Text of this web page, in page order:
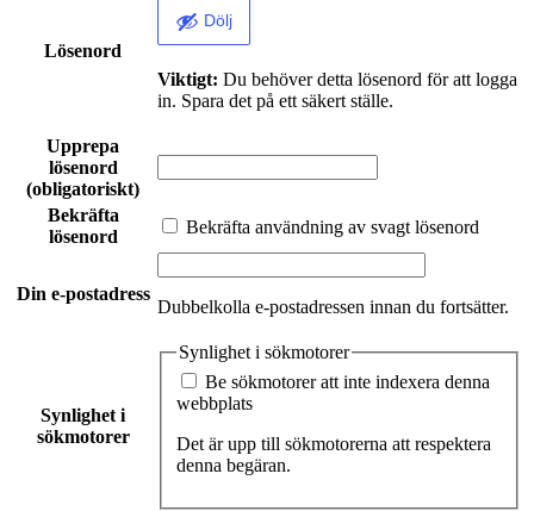
Lösenord
Dölj
Viktigt: Du behöver detta lösenord för att logga
in. Spara det på ett säkert ställe.
Upprepa
lösenord
(obligatoriskt)
Bekräfta
lösenord
Bekräfta användning av svagt lösenord
Din e-postadress
Dubbelkolla e-postadressen innan du fortsätter.
Synlighet i
sökmotorer
Synlighet i sökmotorer
webbplats
Det är upp till sökmotorerna att respektera
denna begäran.